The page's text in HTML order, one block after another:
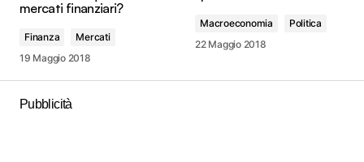
mercati finanziari?
Finanza
Mercati
19 Maggio 2018
Macroeconomia
Politica
22 Maggio 2018
Pubblicità